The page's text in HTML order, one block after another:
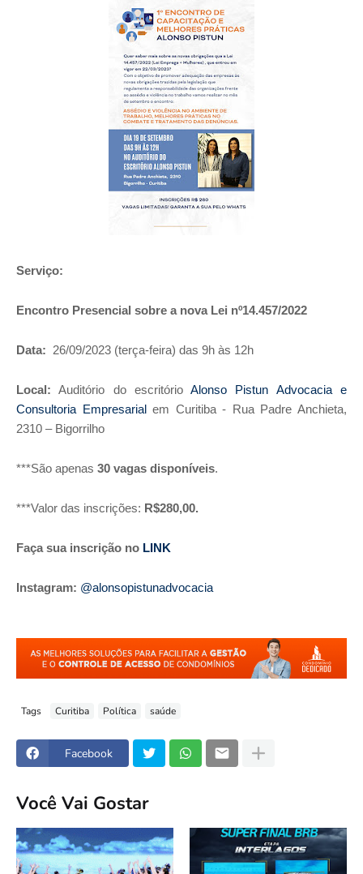
Serviço:
Encontro Presencial sobre a nova Lei nº14.457/2022
Data: 26/09/2023 (terça-feira) das 9h às 12h
Local: Auditório do escritórioAlonso Pistun Advocacia e
Consultoria Empresarial
em Curitiba - Rua Padre Anchieta,
2310 – Bigorrilho
***São apenas 30 vagas disponíveis.
***Valor das inscrições: R$280,00.
Faça sua inscrição no LINK
Instagram: @alonsopistunadvocacia
Tags Curitiba Política saúde
Facebook
Você Vai Gostar